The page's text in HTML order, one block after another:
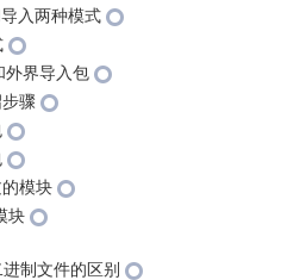
入两种模式
外界导入包
骤
模块
块
制文件的区别